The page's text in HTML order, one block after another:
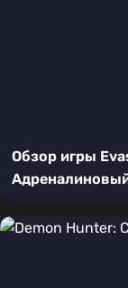
Обзор игры